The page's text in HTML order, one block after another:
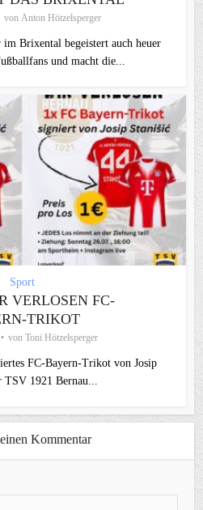
von Anton Hötzelsperger
Brixental begeistert auch heuer
und macht die...
Sport
VERLOSEN FC-
TRIKOT
von Toni Hötzelsperger
FC‑Bayern‑Trikot von Josip
TSV 1921 Bernau...
Kommentar